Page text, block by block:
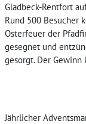
Gladbeck-Rentfort
Rund 500 Besucher
Osterfeuer der
gesegnet und
gesorgt. Der
Jährlicher